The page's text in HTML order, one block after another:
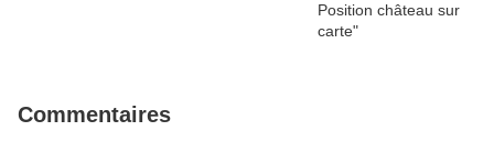
Commentaires